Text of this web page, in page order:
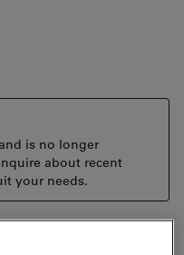
is no longer
about recent
your needs.